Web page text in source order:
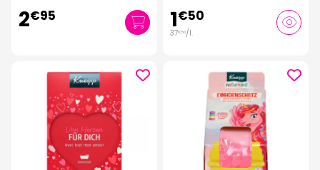
2€95 1€50
37€50/l.